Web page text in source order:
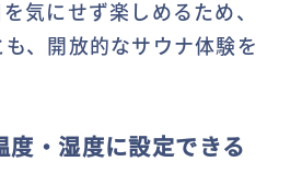
気にせず楽しめるため、
、開放的なサウナ体験を
度・湿度に設定できる